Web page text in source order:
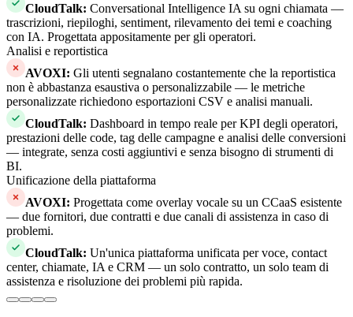
CloudTalk: Conversational Intelligence IA su ogni chiamata —
trascrizioni, riepiloghi, sentiment, rilevamento dei temi e coaching
con IA. Progettata appositamente per gli operatori.
Analisi e reportistica
AVOXI: Gli utenti segnalano costantemente che la reportistica
non è abbastanza esaustiva o personalizzabile — le metriche
personalizzate richiedono esportazioni CSV e analisi manuali.
CloudTalk: Dashboard in tempo reale per KPI degli operatori,
prestazioni delle code, tag delle campagne e analisi delle conversioni
— integrate, senza costi aggiuntivi e senza bisogno di strumenti di
BI.
Unificazione della piattaforma
AVOXI: Progettata come overlay vocale su un CCaaS esistente
— due fornitori, due contratti e due canali di assistenza in caso di
problemi.
CloudTalk: Un'unica piattaforma unificata per voce, contact
center, chiamate, IA e CRM — un solo contratto, un solo team di
assistenza e risoluzione dei problemi più rapida.